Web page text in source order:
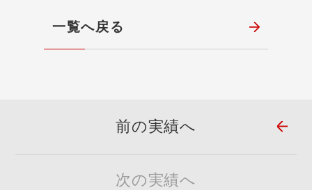
一覧へ戻る
前の実績へ
次の実績へ